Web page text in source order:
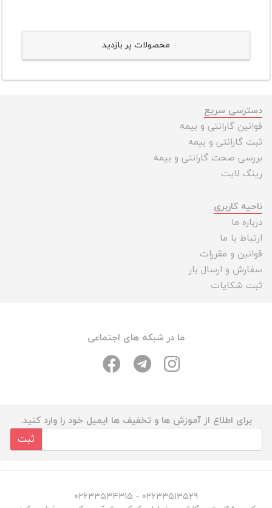
محصولات پر بازدید
دسترسی سریع
قوانین گارانتی و بیمه
ثبت گارانتی و بیمه
بررسی صحت گارانتی و بیمه
رینگ لایت
ناحیه کاربری
درباره ما
ارتباط با ما
قوانین و مقررات
سفارش و ارسال بار
ثبت شکایات
ما در شبکه های اجتماعی
برای اطلاع از آموزش ها و تخفیف ها ایمیل خود را وارد کنید.
ثبت
۰۲۶۳۳۵۱۳۵۲۹ - ۰۲۶۳۳۵۳۴۳۱۵